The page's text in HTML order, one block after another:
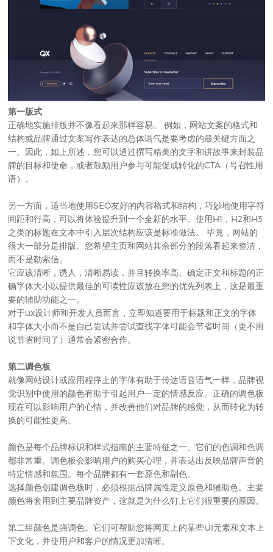
第一版式
正确地实施排版并不像看起来那样容易。 例如，网站文案的格式和
结构或品牌通过文案写作表达的总体语气是要考虑的最关键方面之
一。因此，如上所述，您可以通过撰写精美的文字和讲故事来封装品
牌的目标和使命，或者鼓励用户参与可能促成转化的CTA（号召性用
语）。
另一方面，适当地使用SEO友好的内容格式和结构，巧妙地使用字符
间距和行高，可以将体验提升到一个全新的水平。使用H1，H2和H3
之类的标题在文本中引入层次结构应该是标准做法。 毕竟，网站的
很大一部分是排版。您希望主页和网站其余部分的段落看起来整洁，
而不是勒索信。
它应该清晰，诱人，清晰易读，并且转换率高。确定正文和标题的正
确字体大小以提供最佳的可读性应该放在您的优先列表上，这是最重
要的辅助功能之一。
对于ux设计师和开发人员而言，立即知道要用于标题和正文的字体
和字体大小而不是自己尝试并尝试查找字体可能会节省时间（更不用
说节省时间了）通常会紧密合作。
第二调色板
就像网站设计或应用程序上的字体有助于传达语音语气一样，品牌视
觉识别中使用的颜色有助于引起用户一定的情感反应。正确的调色板
现在可以影响用户的心情，并改善他们对品牌的感觉，从而转化为转
换的可能性更高。
颜色是每个品牌标识和样式指南的主要特征之一。它们的色调和色调
都非常重。调色板会影响用户的购买心理，并表达出反映品牌声音的
特定情感和氛围。每个品牌都有一套原色和副色。
选择颜色创建调色板时，必须根据品牌属性定义原色和辅助色。主要
颜色将套用到主要品牌资产，这就是为什么钉上它们很重要的原因。
第二组颜色是强调色。它们可帮助您将网页上的某些UI元素和文本上
下文化，并使用户和客户的情况更加清晰。